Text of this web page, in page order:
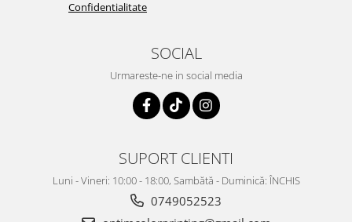
Confidentialitate
SOCIAL
Urmareste-ne in social media
SUPORT CLIENTI
Luni - Vineri: 10:00 - 18:00, Sambătă - Duminică: ÎNCHIS
0749052523